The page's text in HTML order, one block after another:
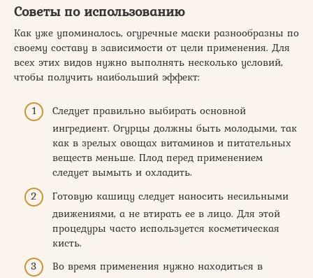
Советы по использованию
Как уже упоминалось, огуречные маски разнообразны по
своему составу в зависимости от цели применения. Для
всех этих видов нужно выполнять несколько условий,
чтобы получить наибольший эффект:
Следует правильно выбирать основной
ингредиент. Огурцы должны быть молодыми, так
как в зрелых овощах витаминов и питательных
веществ меньше. Плод перед применением
следует вымыть и охладить.
Готовую кашицу следует наносить несильными
движениями, а не втирать ее в лицо. Для этой
процедуры часто используется косметическая
кисть.
Во время применения нужно находиться в